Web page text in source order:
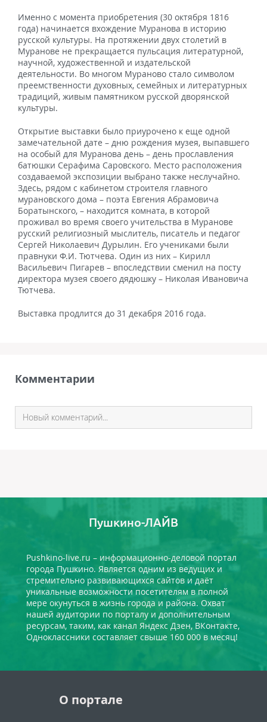
Именно с момента приобретения (30 октября 1816
года) начинается вхождение Муранова в историю
русской культуры. На протяжении двух столетий в
Муранове не прекращается пульсация литературной,
научной, художественной и издательской
деятельности. Во многом Мураново стало символом
преемственности духовных, семейных и литературных
традиций, живым памятником русской дворянской
культуры.
Открытие выставки было приурочено к еще одной
замечательной дате – дню рождения музея, выпавшего
на особый для Муранова день – день прославления
батюшки Серафима Саровского. Место расположения
создаваемой экспозиции выбрано также неслучайно.
Здесь, рядом с кабинетом строителя главного
мурановского дома – поэта Евгения Абрамовича
Боратынского, – находится комната, в которой
проживал во время своего учительства в Муранове
русский религиозный мыслитель, писатель и педагог
Сергей Николаевич Дурылин. Его учениками были
правнуки Ф.И. Тютчева. Один из них – Кирилл
Васильевич Пигарев – впоследствии сменил на посту
директора музея своего дядюшку – Николая Ивановича
Тютчева.
Выставка продлится до 31 декабря 2016 года.
Комментарии
Пушкино-ЛАЙВ
Pushkino-live.ru – информационно-деловой портал
города Пушкино. Является одним из ведущих и
стремительно развивающихся сайтов и даёт
уникальные возможности посетителям в полной
мере окунуться в жизнь города и района. Охват
нашей аудитории по порталу и дополнительным
ресурсам, таким, как канал Яндекс Дзен, ВКонтакте,
Одноклассники составляет свыше 160 000 в месяц!
О портале